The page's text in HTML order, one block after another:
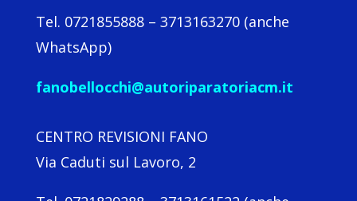
Tel. 0721855888 – 3713163270 (anche
WhatsApp)
fanobellocchi@autoriparatoriacm.it
CENTRO REVISIONI FANO
Via Caduti sul Lavoro, 2